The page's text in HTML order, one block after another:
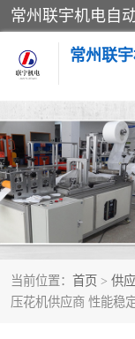
常州联
当前位置： 首页 > 供
压花机供应商 性能稳
压花定型机以及
高频热合机
超声波复合压花
3040凹凸压花机